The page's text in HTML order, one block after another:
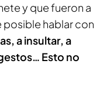
y que fueron a
posible hablar con
a insultar, a
Esto no